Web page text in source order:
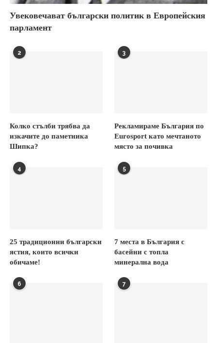
Увековечават български политик в Европейския
парламент
2
Колко стълби трябва да
изкачите до паметника
Шипка?
3
Рекламираме България по
Eurosport като мечтаното
място за почивка
4
25 традиционни български
ястия, които всички
обичаме!
5
7 места в България с
басейни с топла
минерална вода
6 7